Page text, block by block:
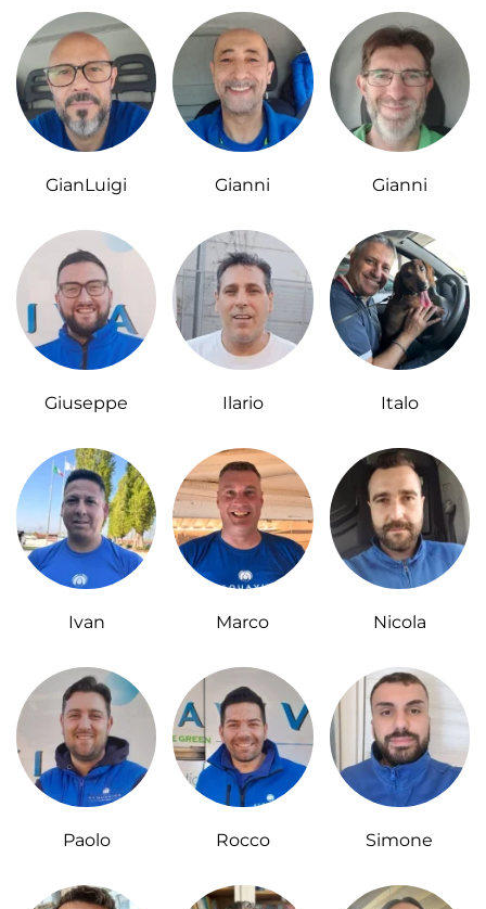
GianLuigi Gianni Gianni
Giuseppe Ilario Italo
Ivan Marco Nicola
Paolo Rocco Simone